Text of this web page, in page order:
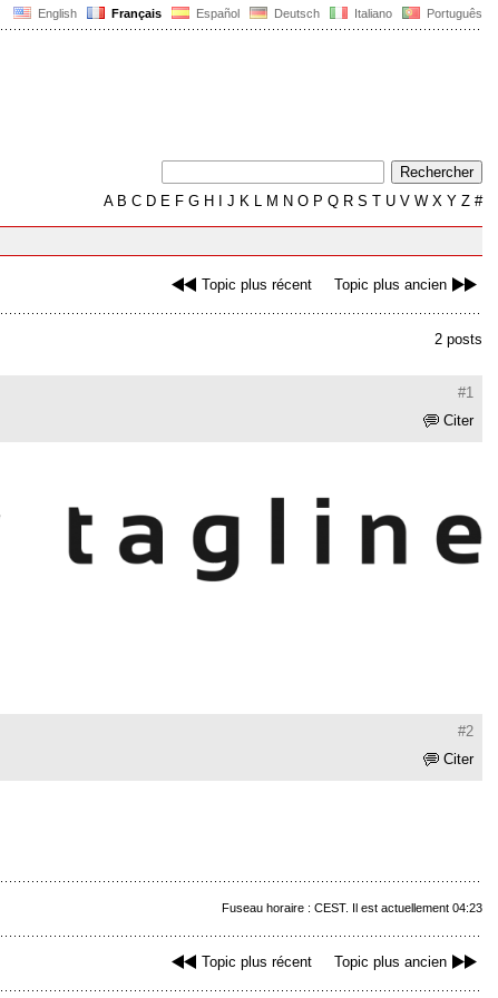
English Français Español Deutsch Italiano Português
AB C D E F G H J K L M N O P Q R S T U V W X Y Z #
Topic plus récent Topic plus ancien
2 posts
#1
Citer
#2
Citer
Fuseau horaire : CEST. Il est actuellement 04:23
Topic plus récent Topic plus ancien